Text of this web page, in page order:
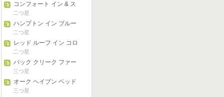
コンフォート イン & ス
イーツ ノース アット ザ
ピラミッド
二つ星
ハンプトン イン ブルー
ミントン
二つ星
レッド ルーフ イン コロ
ンバス - タイラーズビル
二つ星
バック クリーク ファー
ム
三つ星
オーク ヘイブン ベッド
& ブレックファスト
三つ星